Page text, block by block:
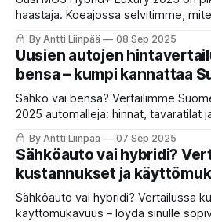
haastaja. Koeajossa selvitimme,
Mazdalle kulutuksen, ajettavuuden
By Antti Liinpää 08 Sep 2025
Uusien autojen
bensa – kumpi kannattaa
Sähkö vai bensa? Vertailimme
2025 automalleja: hinnat, tavaratilat
Katso, mikä käyttövoima sopii
By Antti Liinpää 07 Sep 2025
Sähköauto vai hybridi?
kustannukset ja
Sähköauto vai hybridi? Vertailussa
käyttömukavuus – löydä sinulle